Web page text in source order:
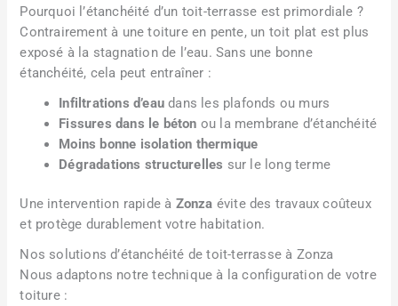
Pourquoi l’étanchéité d’un toit-terrasse est primordiale ?
Contrairement à une toiture en pente, un toit plat est plus
exposé à la stagnation de l’eau. Sans une bonne
étanchéité, cela peut entraîner :
Infiltrations d’eau dans les plafonds ou murs
Fissures dans le béton ou la membrane d’étanchéité
Moins bonne isolation thermique
Dégradations structurelles sur le long terme
Une intervention rapide à Zonza évite des travaux coûteux
et protège durablement votre habitation.
Nos solutions d’étanchéité de toit-terrasse à Zonza
Nous adaptons notre technique à la configuration de votre
toiture :